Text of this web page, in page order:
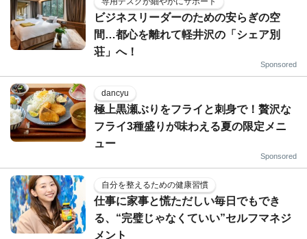
ビジネスリーダーのための安らぎの空
間…都心を離れて軽井沢の「シェア別
荘」へ！
Sponsored
dancyu
極上黒瀬ぶりをフライと刺身で！贅沢な
フライ3種盛りが味わえる夏の限定メニ
ュー
Sponsored
自分を整えるための健康習慣
仕事に家事と慌ただしい毎日でもでき
る、“完璧じゃなくていい”セルフマネジ
メント